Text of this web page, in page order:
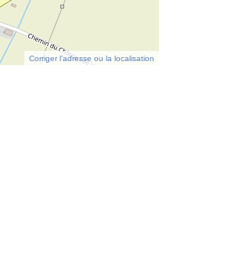
Corriger l’adresse ou la localisation